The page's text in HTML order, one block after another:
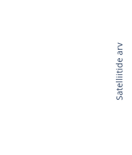
Satelliitide arv